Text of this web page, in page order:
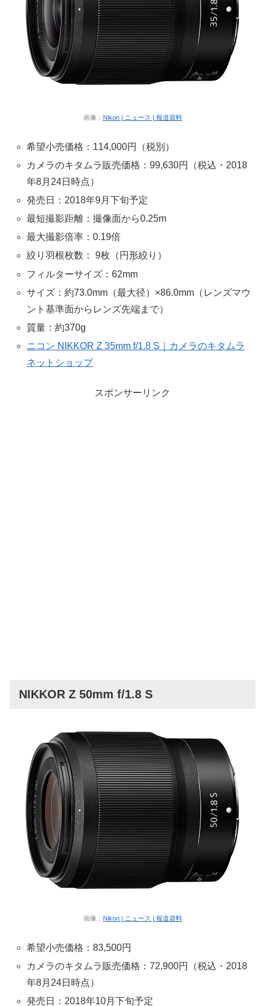
画像： Nikon | ニュース | 報道資料
希望小売価格：114,000円（税別）
カメラのキタムラ販売価格：99,630円（税込・2018
年8月24日時点）
発売日：2018年9月下旬予定
最短撮影距離：撮像面から0.25m
最大撮影倍率：0.19倍
絞り羽根枚数： 9枚（円形絞り）
フィルターサイズ：62mm
サイズ：約73.0mm（最大径）×86.0mm（レンズマウ
ント基準面からレンズ先端まで）
質量：約370g
ニコン NIKKOR Z 35mm f/1.8 S｜カメラのキタムラ
ネットショップ
スポンサーリンク
NIKKOR Z 50mm f/1.8 S
画像： Nikon | ニュース | 報道資料
希望小売価格：83,500円
カメラのキタムラ販売価格：72,900円（税込・2018
年8月24日時点）
発売日：2018年10月下旬予定